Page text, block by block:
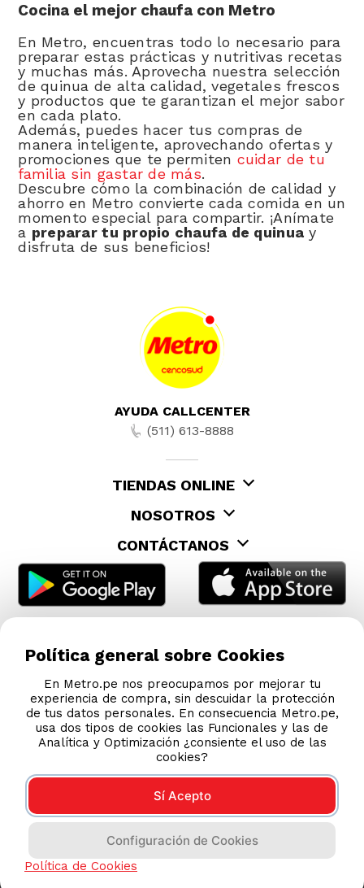
Cocina el mejor chaufa con Metro
En Metro, encuentras todo lo necesario para
preparar estas prácticas y nutritivas recetas
y muchas más. Aprovecha nuestra selección
de quinua de alta calidad, vegetales frescos
y productos que te garantizan el mejor sabor
en cada plato.
Además, puedes hacer tus compras de
manera inteligente, aprovechando ofertas y
promociones que te permiten cuidar de tu
familia sin gastar de más.
Descubre cómo la combinación de calidad y
ahorro en Metro convierte cada comida en un
momento especial para compartir. ¡Anímate
a preparar tu propio chaufa de quinua y
disfruta de sus beneficios!
AYUDA CALLCENTER
(511) 613-8888
TIENDAS ONLINE
NOSOTROS
CONTÁCTANOS
COMPRAS 100% SEGURAS
Esta tienda usa Niubiz para realizar transacciones
electrónicas.
Política general sobre Cookies
En Metro.pe nos preocupamos por mejorar tu
experiencia de compra, sin descuidar la protección
de tus datos personales. En consecuencia Metro.pe,
usa dos tipos de cookies las Funcionales y las de
Analítica y Optimización ¿consiente el uso de las
cookies?
Sí Acepto
Configuración de Cookies
Política de Cookies